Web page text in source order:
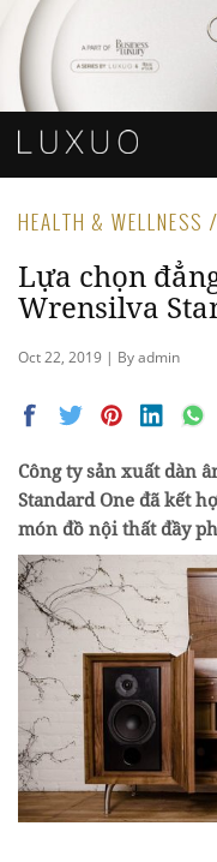
HEALTH & WELLNESS
Lựa chọn
Wrensilva
Oct 22, 2019 | By admin
Công ty sản xuất dàn
Standard One đã kết
món đồ nội thất đầy